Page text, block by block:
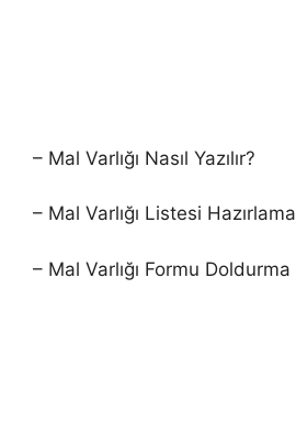
– Mal Varlığı Nasıl Yazılır?
– Mal Varlığı Listesi Hazırlama
– Mal Varlığı Formu Doldurma